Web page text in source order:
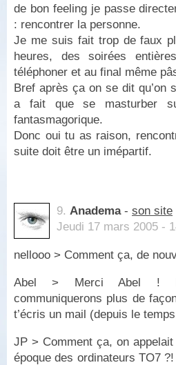
de bon feeling je passe
: rencontrer la personne.
Je me suis fait trop de faux
heures, des soirées
téléphoner et au final même
Bref après ça on se dit qu’on
a fait que se masturber
fantasmagorique.
Donc oui tu as raison,
suite doit être un imépartif.
9. Anadema- son site
Jeudi 17 mars 2005 -
nellooo > Comment ça, de
Abel > Merci Abel !
communiquerons plus de
t’écris un mail (depuis le
JP > Comment ça, on
époque des ordinateurs TO7